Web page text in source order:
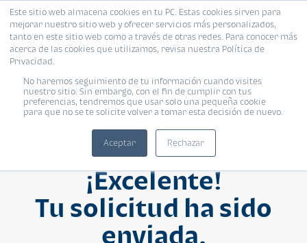
Este sitio web almacena cookies en tu PC. Estas cookies sirven para
mejorar nuestro sitio web y ofrecer servicios más personalizados,
tanto en este sitio web como a través de otras redes. Para conocer más
acerca de las cookies que utilizamos, revisa nuestra Política de
Privacidad.
No haremos seguimiento de tu información cuando visites
nuestro sitio. Sin embargo, con el fin de cumplir con tus
preferencias, tendremos que usar solo una pequeña cookie
para que no se te solicite volver a tomar esta decisión de nuevo.
Aceptar Rechazar
¡Excelente!
Tu solicitud ha sido
enviada.